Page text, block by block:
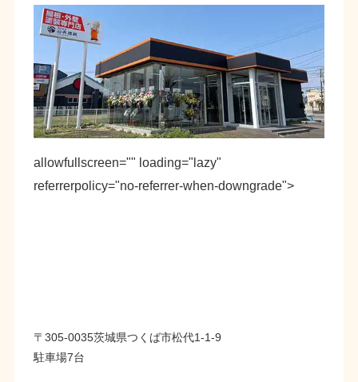
allowfullscreen="" loading="lazy"
referrerpolicy="no-referrer-when-downgrade">
〒305-0035茨城県つくば市松代1-1-9
駐車場7台